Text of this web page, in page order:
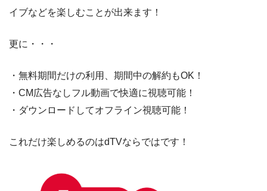
イブなどを楽しむことが出来ます！
更に・・・
・無料期間だけの利用、期間中の解約もOK！
・CM広告なしフル動画で快適に視聴可能！
・ダウンロードしてオフライン視聴可能！
これだけ楽しめるのはdTVならではです！